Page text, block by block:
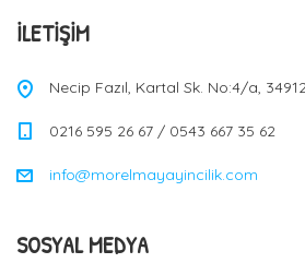
İLETIŞIM
Necip Fazıl, Kartal Sk. No:4/a,
0216 595 26 67 / 0543 667 35 62
info@morelmayayincilik.com
SOSYAL MEDYA